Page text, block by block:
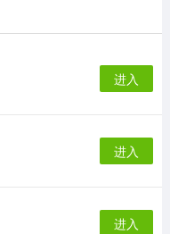
进入
进入
进入